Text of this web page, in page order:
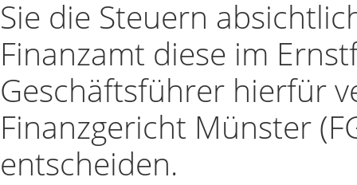
Sie die Steuern
Finanzamt diese im
Geschäftsführer hierfür
Finanzgericht Münster
entscheiden.